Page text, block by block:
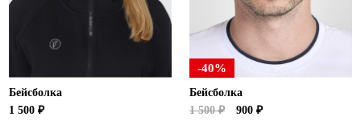
Бейсболка
1 500 ₽
-40%
Бейсболка
1 500 ₽
900 ₽